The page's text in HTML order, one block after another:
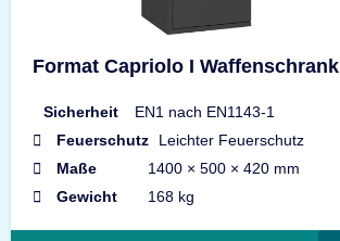
Format Capriolo I Waffenschrank
Sicherheit
EN1 nach EN1143-1
Feuerschutz
Leichter Feuerschutz
Maße
1400 × 500 × 420 mm
Gewicht
168 kg